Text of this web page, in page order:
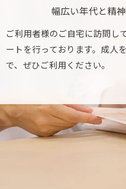
幅広い年代と精
ご利用者様のご自宅に訪問し
ートを行っております。成人
で、ぜひご利用ください。